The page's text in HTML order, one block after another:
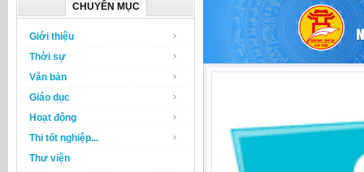
CHUYÊN MỤC
Giới thiệu
Thời sự
Văn bản
Giáo dục
Hoạt động
Thi tốt nghiệp...
Thư viện